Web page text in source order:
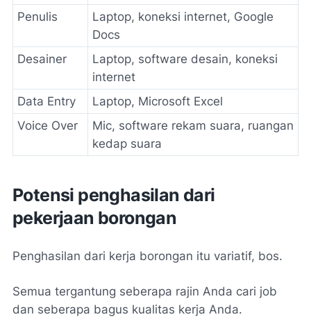
Penulis
Laptop, koneksi internet, Google
Docs
Desainer
Laptop, software desain, koneksi
internet
Data Entry
Laptop, Microsoft Excel
Voice Over
Mic, software rekam suara, ruangan
kedap suara
Potensi penghasilan dari
pekerjaan borongan
Penghasilan dari kerja borongan itu variatif, bos.
Semua tergantung seberapa rajin Anda cari job
dan seberapa bagus kualitas kerja Anda.